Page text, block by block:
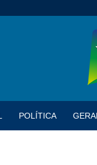
POLÍTICA GERAL